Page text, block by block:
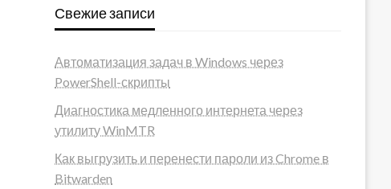
Свежие записи
Автоматизация задач в Windows через
PowerShell-скрипты
Диагностика медленного интернета через
утилиту WinMTR
Как выгрузить и перенести пароли из Chrome в
Bitwarden